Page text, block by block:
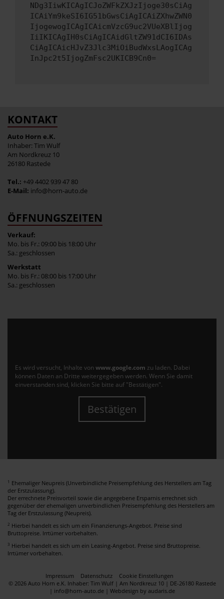
NDg3IiwKICAgICJoZWFkZXJzIjoge30sCiAg
ICAiYm9keSI6IG51bGwsCiAgICAiZXhwZWN0
IjogewogICAgICAicmVzcG9uc2VUeXBlIjog
IiIKICAgIH0sCiAgICAidGltZW91dCI6IDAs
CiAgICAicHJvZ3Jlc3MiOiBudWxsLAogICAg
InJpc2t5IjogZmFsc2UKICB9Cn0=
KONTAKT
Auto Horn e.K.
Inhaber: Tim Wulf
Am Nordkreuz 10
26180 Rastede
Tel.: +49 4402 939 47 80
E-Mail: info@horn-auto.de
ÖFFNUNGSZEITEN
Verkauf:
Mo. bis Fr.: 09:00 bis 18:00 Uhr
Sa.: geschlossen
Werkstatt
Mo. bis Fr.: 08:00 bis 17:00 Uhr
Sa.: geschlossen
Es wird versucht, Inhalte von www.google.com zu laden. Dabei
können Daten an Dritte weitergegeben werden. Wenn Sie damit
einverstanden sind, klicken Sie bitte auf "Bestätigen".
Bestätigen
1 Ehemaliger Neupreis (Unverbindliche Preisempfehlung des Herstellers am Tag
der Erstzulassung).
Der errechnete Preisvorteil sowie die angegebene Ersparnis errechnet sich
gegenüber der ehemaligen unverbindlichen Preisempfehlung des Herstellers am
Tag der Erstzulassung (Neupreis).
2 Hierbei handelt es sich um ein Finanzierungs-Angebot. Preise sind
Bruttopreise. Irrtümer vorbehalten.
3 Hierbei handelt es sich um ein Leasing-Angebot. Preise sind Bruttopreise.
Irrtümer vorbehalten.
Impressum Datenschutz
Cookie Einstellungen
© 2026 Auto Horn e.K. Inhaber: Tim Wulf | Am Nordkreuz 10 | DE-26180 Rastede
| info@horn-auto.de | Webdesign by audaris.de